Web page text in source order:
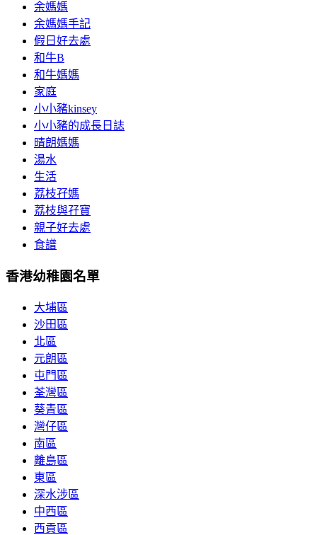
余媽媽
余媽媽手記
假日好去處
和牛B
和牛媽媽
家庭
小小豬kinsey
小小豬的成長日誌
晴朗媽媽
湯水
生活
荔枝孖媽
荔枝與孖寶
親子好去處
食譜
香港幼稚園名單
大埔區
沙田區
北區
元朗區
屯門區
荃灣區
葵青區
灣仔區
南區
離島區
東區
深水涉區
中西區
西貢區